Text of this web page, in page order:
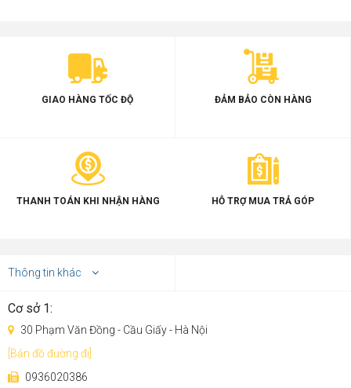
Được trang bị nhiều đầu hút, dễ dàng thay đổi các đầu hút
GIAO HÀNG TỐC ĐỘ ĐẢM BẢO CÒN HÀNG
THANH TOÁN KHI NHẬN HÀNG HỖ TRỢ MUA TRẢ GÓP
Thông tin khác
Cơ sở 1:
30 Phạm Văn Đồng - Cầu Giấy - Hà Nội
[Bản đồ đường đi]
0936020386